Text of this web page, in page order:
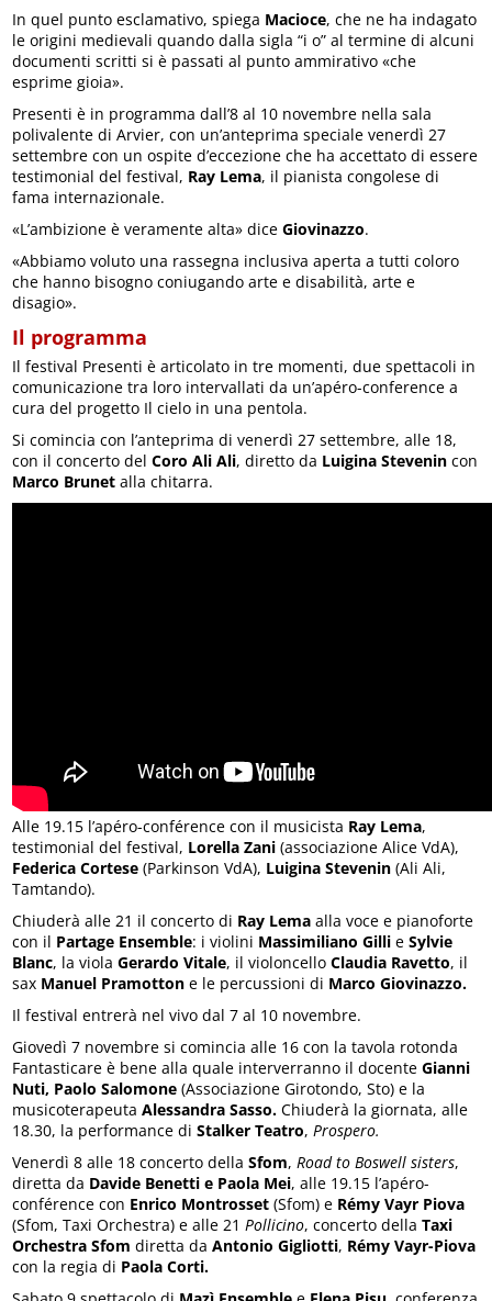
In quel punto esclamativo, spiega Macioce, che ne ha indagato
le origini medievali quando dalla sigla “i o” al termine di alcuni
documenti scritti si è passati al punto ammirativo «che
esprime gioia».
Presenti è in programma dall’8 al 10 novembre nella sala
polivalente di Arvier, con un’anteprima speciale venerdì 27
settembre con un ospite d’eccezione che ha accettato di essere
testimonial del festival, Ray Lema, il pianista congolese di
fama internazionale.
«L’ambizione è veramente alta» dice Giovinazzo.
«Abbiamo voluto una rassegna inclusiva aperta a tutti coloro
che hanno bisogno coniugando arte e disabilità, arte e
disagio».
Il programma
Il festival Presenti è articolato in tre momenti, due spettacoli in
comunicazione tra loro intervallati da un’apéro-conference a
cura del progetto Il cielo in una pentola.
Si comincia con l’anteprima di venerdì 27 settembre, alle 18,
con il concerto del Coro Ali Ali, diretto da Luigina Stevenin con
Marco Brunet alla chitarra.
Alle 19.15 l’apéro-conférence con il musicista Ray Lema,
testimonial del festival, Lorella Zani (associazione Alice VdA),
Federica Cortese (Parkinson VdA), Luigina Stevenin (Ali Ali,
Tamtando).
Chiuderà alle 21 il concerto di Ray Lema alla voce e pianoforte
con il Partage Ensemble: i violini Massimiliano Gilli e Sylvie
Blanc, la violaGerardo Vitale, il violoncello Claudia Ravetto, il
sax Manuel Pramotton e le percussioni di Marco Giovinazzo.
Il festival entrerà nel vivo dal 7 al 10 novembre.
Giovedì 7 novembre si comincia alle 16 con la tavola rotonda
Fantasticare è bene alla quale interverranno il docente Gianni
Nuti, Paolo Salomone (Associazione Girotondo, Sto) e la
musicoterapeuta Alessandra Sasso. Chiuderà la giornata, alle
18.30, la performance di Stalker Teatro,Prospero.
Venerdì 8 alle 18 concerto della Sfom, Road to Boswell sisters,
diretta da Davide Benetti e Paola Mei, alle 19.15 l’apéro-
conférence con Enrico Montrosset (Sfom) e Rémy Vayr Piova
(Sfom, Taxi Orchestra) e alle 21Pollicino, concerto della Taxi
Orchestra Sfom diretta daAntonio Gigliotti, Rémy Vayr-Piova
con la regia di Paola Corti.